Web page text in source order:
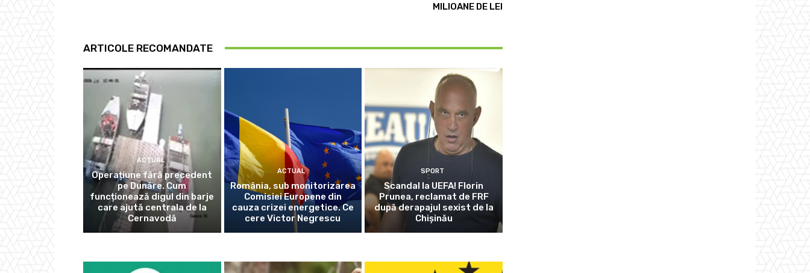
MILIOANE DE LEI
ARTICOLE RECOMANDATE
ACTUAL
Operațiune fără precedent
pe Dunăre. Cum
funcționează digul din barje
care ajută centrala de la
Cernavodă
ACTUAL
România, sub monitorizarea
Comisiei Europene din
cauza crizei energetice. Ce
cere Victor Negrescu
SPORT
Scandal la UEFA! Florin
Prunea, reclamat de FRF
după derapajul sexist de la
Chișinău